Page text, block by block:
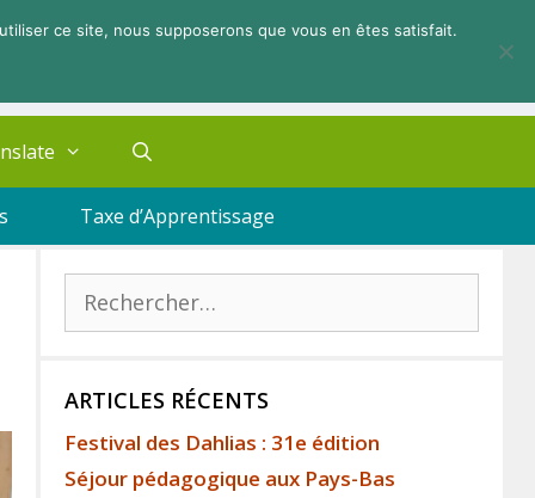
Taxe d’Apprentissage
ARTICLES RÉCENTS
Festival des Dahlias : 31e édition
Séjour pédagogique aux Pays-Bas
ce site, nous supposerons que vous en êtes satisfait.